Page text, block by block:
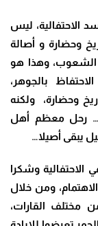
الاحتفالية، ليس
وحضارة و أصالة
الشعوب، وهذا هو
بالجوهر،
وحضارة، ولكنه
رحل معظم أهل
يبقى أصيلا…
وشكرا
ومن خلال
مختلف القارات،